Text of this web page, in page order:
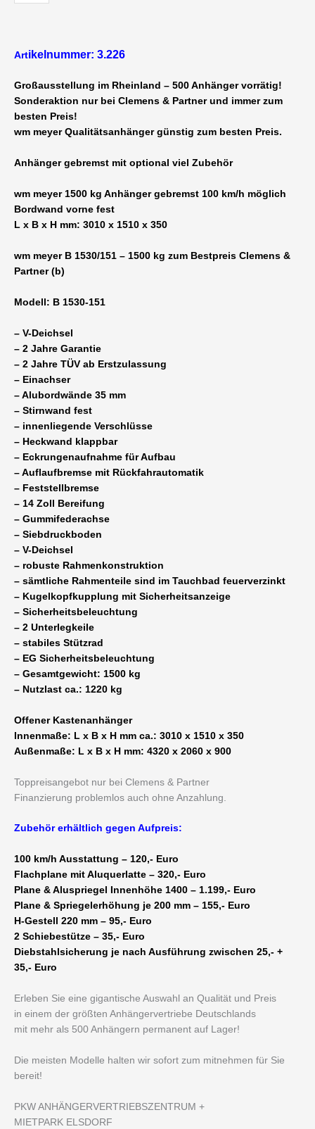
1500
gebremst
3010
x
1510
350
offener
Kastenanhänger
14
Bereifung
-
Zuladung
Haus
+
Garten
100
km/h
möglich
Menge
Artikelnummer: 3.226
Großausstellung im Rheinland – 500 Anhänger vorrätig!
Sonderaktion nur bei Clemens & Partner und immer zum
besten Preis!
wm meyer Qualitätsanhänger günstig zum besten Preis.
Anhänger gebremst mit optional viel Zubehör
wm meyer 1500 kg Anhänger gebremst 100 km/h möglich
Bordwand vorne fest
L x B x H mm: 3010 x 1510 x 350
wm meyer B 1530/151 – 1500 kg zum Bestpreis Clemens &
Partner (b)
Modell: B 1530-151
– V-Deichsel
– 2 Jahre Garantie
– 2 Jahre TÜV ab Erstzulassung
– Einachser
– Alubordwände 35 mm
– Stirnwand fest
– innenliegende Verschlüsse
– Heckwand klappbar
– Eckrungenaufnahme für Aufbau
– Auflaufbremse mit Rückfahrautomatik
– Feststellbremse
– 14 Zoll Bereifung
– Gummifederachse
– Siebdruckboden
– V-Deichsel
– robuste Rahmenkonstruktion
– sämtliche Rahmenteile sind im Tauchbad feuerverzinkt
– Kugelkopfkupplung mit Sicherheitsanzeige
– Sicherheitsbeleuchtung
– 2 Unterlegkeile
– stabiles Stützrad
– EG Sicherheitsbeleuchtung
– Gesamtgewicht: 1500 kg
– Nutzlast ca.: 1220 kg
Offener Kastenanhänger
Innenmaße: L x B x H mm ca.: 3010 x 1510 x 350
Außenmaße: L x B x H mm: 4320 x 2060 x 900
Toppreisangebot nur bei Clemens & Partner
Finanzierung problemlos auch ohne Anzahlung.
Zubehör erhältlich gegen Aufpreis:
100 km/h Ausstattung – 120,- Euro
Flachplane mit Aluquerlatte – 320,- Euro
Plane & Aluspriegel Innenhöhe 1400 – 1.199,- Euro
Plane & Spriegelerhöhung je 200 mm – 155,- Euro
H-Gestell 220 mm – 95,- Euro
2 Schiebestütze – 35,- Euro
Diebstahlsicherung je nach Ausführung zwischen 25,- +
35,- Euro
Erleben Sie eine gigantische Auswahl an Qualität und Preis
in einem der größten Anhängervertriebe Deutschlands
mit mehr als 500 Anhängern permanent auf Lager!
Die meisten Modelle halten wir sofort zum mitnehmen für Sie
bereit!
PKW ANHÄNGERVERTRIEBSZENTRUM +
MIETPARK ELSDORF